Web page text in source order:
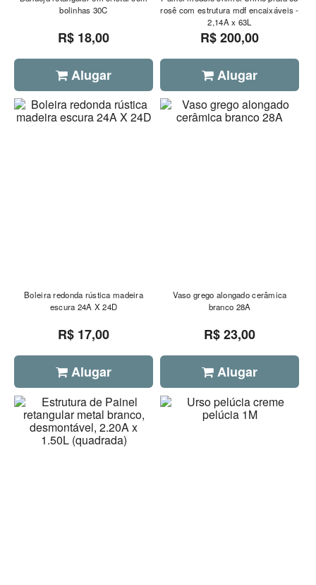
bolinhas 30C
R$ 18,00
Alugar
rosê com estrutura mdf encaixáveis -
2,14A x 63L
R$ 200,00
Alugar
Boleira redonda rústica madeira
escura 24A X 24D
R$ 17,00
Alugar
Vaso grego alongado cerâmica
branco 28A
R$ 23,00
Alugar